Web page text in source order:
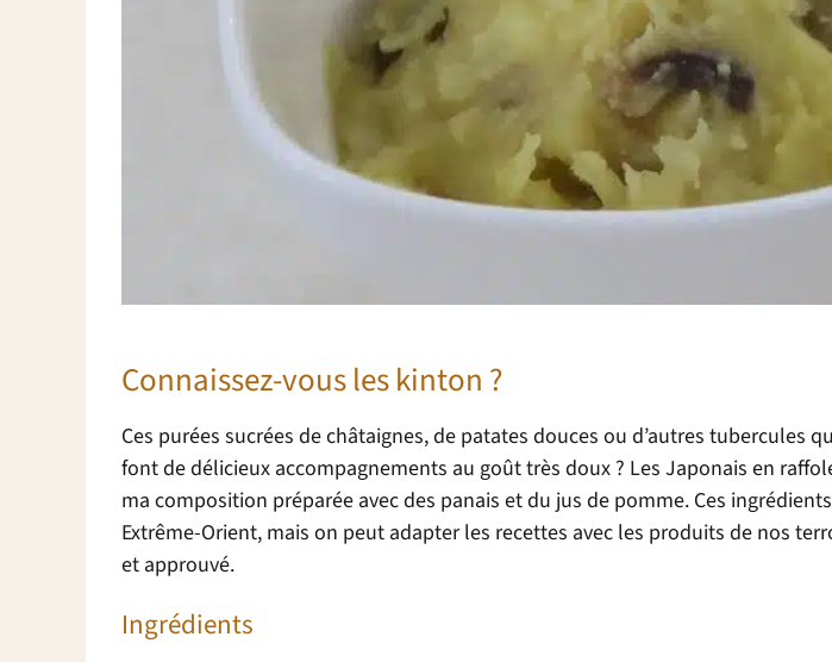
Connaissez-vous les kinton ?
Ces purées sucrées de châtaignes, de patates douces ou d’autres tubercules
font de délicieux accompagnements au goût très doux ? Les Japonais en
ma composition préparée avec des panais et du jus de pomme. Ces
Extrême-Orient, mais on peut adapter les recettes avec les produits de nos
et approuvé.
Ingrédients